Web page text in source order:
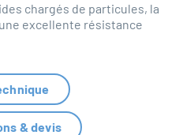
chargés de particules, la
excellente résistance
& devis